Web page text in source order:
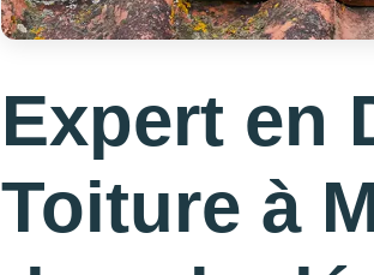
Expert en
Toiture à